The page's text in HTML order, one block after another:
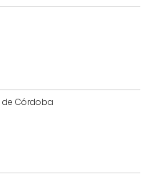
Córdoba